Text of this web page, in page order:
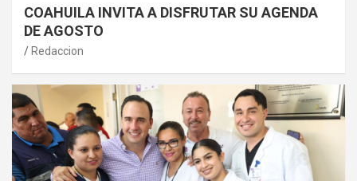
COAHUILA INVITA A DISFRUTAR SU AGENDA
DE AGOSTO
Redaccion